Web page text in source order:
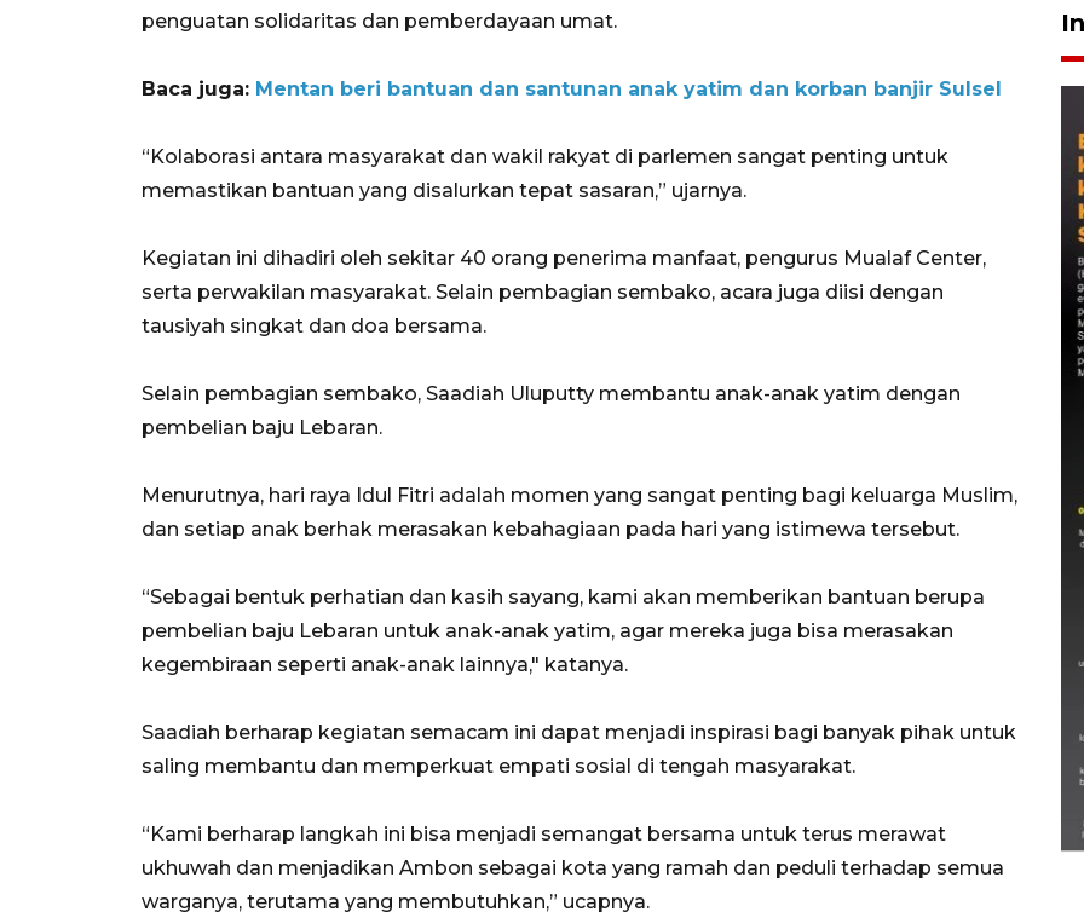
penguatan solidaritas dan pemberdayaan umat.
Baca juga: Mentan beri bantuan dan santunan anak yatim dan korban banjir Sulsel
“Kolaborasi antara masyarakat dan wakil rakyat di parlemen sangat penting untuk
memastikan bantuan yang disalurkan tepat sasaran,” ujarnya.
Kegiatan ini dihadiri oleh sekitar 40 orang penerima manfaat, pengurus Mualaf Center,
serta perwakilan masyarakat. Selain pembagian sembako, acara juga diisi dengan
tausiyah singkat dan doa bersama.
Selain pembagian sembako, Saadiah Uluputty membantu anak-anak yatim dengan
pembelian baju Lebaran.
Menurutnya, hari raya Idul Fitri adalah momen yang sangat penting bagi keluarga Muslim,
dan setiap anak berhak merasakan kebahagiaan pada hari yang istimewa tersebut.
“Sebagai bentuk perhatian dan kasih sayang, kami akan memberikan bantuan berupa
pembelian baju Lebaran untuk anak-anak yatim, agar mereka juga bisa merasakan
kegembiraan seperti anak-anak lainnya," katanya.
Saadiah berharap kegiatan semacam ini dapat menjadi inspirasi bagi banyak pihak untuk
saling membantu dan memperkuat empati sosial di tengah masyarakat.
“Kami berharap langkah ini bisa menjadi semangat bersama untuk terus merawat
ukhuwah dan menjadikan Ambon sebagai kota yang ramah dan peduli terhadap semua
warganya, terutama yang membutuhkan,” ucapnya.
Semarak Lebaran Ketupat di
28 Maret 2026